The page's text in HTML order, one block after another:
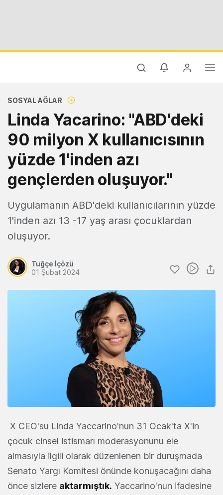
SOSYAL AĞLAR
Linda Yacarino: "ABD'deki
90 milyon X kullanıcısının
yüzde 1'inden azı
gençlerden oluşuyor."
Uygulamanın ABD'deki kullanıcılarının yüzde
1'inden azı 13 -17 yaş arası çocuklardan
oluşuyor.
Tuğçe İçözü
01 Şubat 2024
X CEO'su Linda Yaccarino'nun 31 Ocak'ta X'in
çocuk cinsel istismarı moderasyonunu ele
almasıyla ilgili olarak düzenlenen bir duruşmada
Senato Yargı Komitesi önünde konuşacağını daha
önce sizlere aktarmıştık. Yaccarino'nun ifadesine